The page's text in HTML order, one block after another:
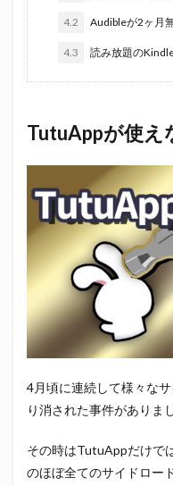
4.2 Audibleが2ヶ月
4.3 読み放題の
TutuAppが使え
4月頃に連続して様々な
り消された事件がありま
その時はTutuAppだけで
のほぼ全てのサイドロー